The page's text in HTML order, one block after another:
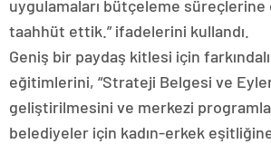
uygulamaları bütçeleme
taahhüt ettik.” ifadelerini kullandı.
Geniş bir paydaş kitlesi için
eğitimlerini, “Strateji Belgesi ve
geliştirilmesini ve merkezi
belediyeler için kadın-erkek